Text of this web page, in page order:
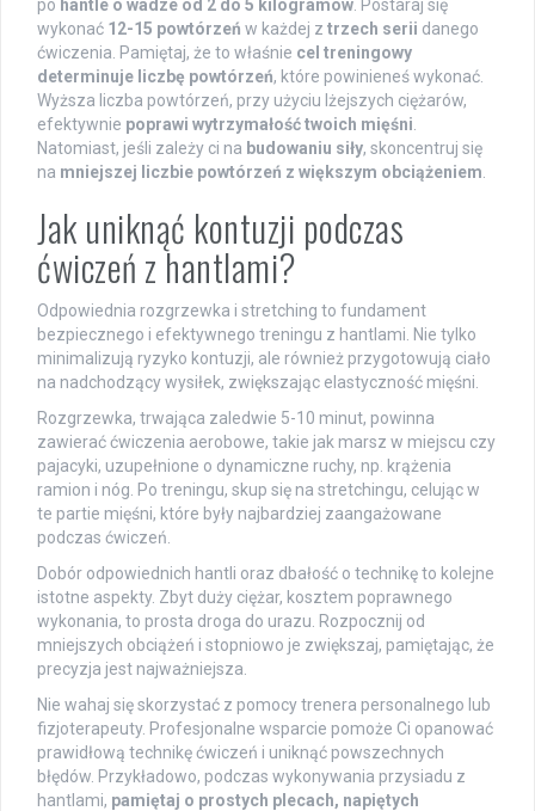
po hantle o wadze od 2 do 5 kilogramów . Postaraj się
wykonać 12-15 powtórzeń w każdej z trzech serii danego
ćwiczenia. Pamiętaj, że to właśnie cel treningowy
determinuje liczbę powtórzeń, które powinieneś wykonać.
Wyższa liczba powtórzeń, przy użyciu lżejszych ciężarów,
efektywnie poprawi wytrzymałość twoich mięśni
Natomiast, jeśli zależy ci na budowaniu siły, skoncentruj się
na mniejszej liczbie powtórzeń z większym obciążeniem
Jak uniknąć kontuzji podczas
ćwiczeń z hantlami?
Odpowiednia rozgrzewka i stretching to fundament
bezpiecznego i efektywnego treningu z hantlami. Nie tylko
minimalizują ryzyko kontuzji, ale również przygotowują ciało
na nadchodzący wysiłek, zwiększając elastyczność mięśni.
Rozgrzewka, trwająca zaledwie 5-10 minut, powinna
zawierać ćwiczenia aerobowe, takie jak marsz w miejscu czy
pajacyki, uzupełnione o dynamiczne ruchy, np. krążenia
ramion i nóg. Po treningu, skup się na stretchingu, celując w
te partie mięśni, które były najbardziej zaangażowane
podczas ćwiczeń.
Dobór odpowiednich hantli oraz dbałość o technikę to kolejne
istotne aspekty. Zbyt duży ciężar, kosztem poprawnego
wykonania, to prosta droga do urazu. Rozpocznij od
mniejszych obciążeń i stopniowo je zwiększaj, pamiętając, że
precyzja jest najważniejsza.
Nie wahaj się skorzystać z pomocy trenera personalnego lub
fizjoterapeuty. Profesjonalne wsparcie pomoże Ci opanować
prawidłową technikę ćwiczeń i uniknąć powszechnych
błędów. Przykładowo, podczas wykonywania przysiadu z
hantlami, pamiętaj o prostych plecach, napiętych